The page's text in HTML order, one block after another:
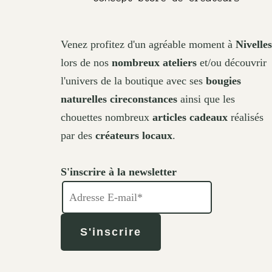
Venez profitez d'un agréable moment à Nivelles
lors de nos nombreux ateliers et/ou découvrir
l'univers de la boutique avec ses bougies
naturelles cireconstances ainsi que les
chouettes nombreux articles cadeaux réalisés
par des créateurs locaux.
S'inscrire à la newsletter